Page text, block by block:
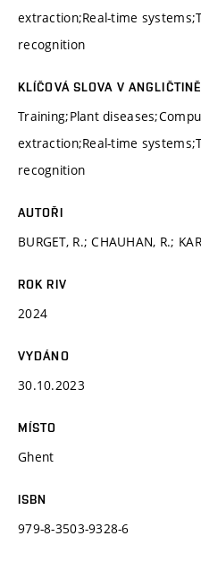
extraction;Real-time
recognition
KLÍČOVÁ SLOVA V ANGLIČTINĚ
Training;Plant
extraction;Real-time
recognition
AUTOŘI
BURGET, R.; CHAUHAN, R.;
ROK RIV
2024
VYDÁNO
30.10.2023
MÍSTO
Ghent
ISBN
979-8-3503-9328-6